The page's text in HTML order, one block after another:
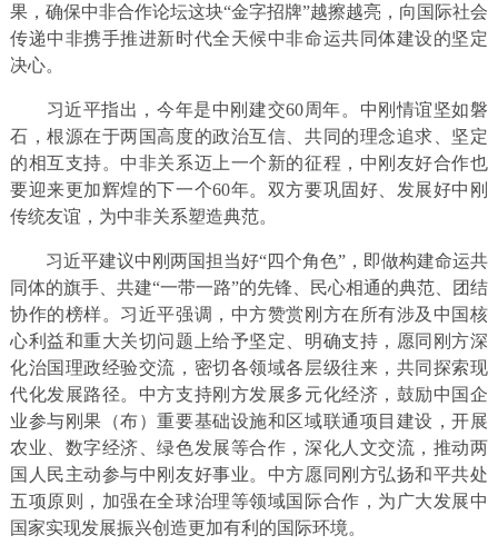
果，确保中非合作论坛这块“金字招牌”越擦越亮，向国际社会
传递中非携手推进新时代全天候中非命运共同体建设的坚定
决心。
习近平指出，今年是中刚建交60周年。中刚情谊坚如磐
石，根源在于两国高度的政治互信、共同的理念追求、坚定
的相互支持。中非关系迈上一个新的征程，中刚友好合作也
要迎来更加辉煌的下一个60年。双方要巩固好、发展好中刚
传统友谊，为中非关系塑造典范。
习近平建议中刚两国担当好“四个角色”，即做构建命运共
同体的旗手、共建“一带一路”的先锋、民心相通的典范、团结
协作的榜样。习近平强调，中方赞赏刚方在所有涉及中国核
心利益和重大关切问题上给予坚定、明确支持，愿同刚方深
化治国理政经验交流，密切各领域各层级往来，共同探索现
代化发展路径。中方支持刚方发展多元化经济，鼓励中国企
业参与刚果（布）重要基础设施和区域联通项目建设，开展
农业、数字经济、绿色发展等合作，深化人文交流，推动两
国人民主动参与中刚友好事业。中方愿同刚方弘扬和平共处
五项原则，加强在全球治理等领域国际合作，为广大发展中
国家实现发展振兴创造更加有利的国际环境。